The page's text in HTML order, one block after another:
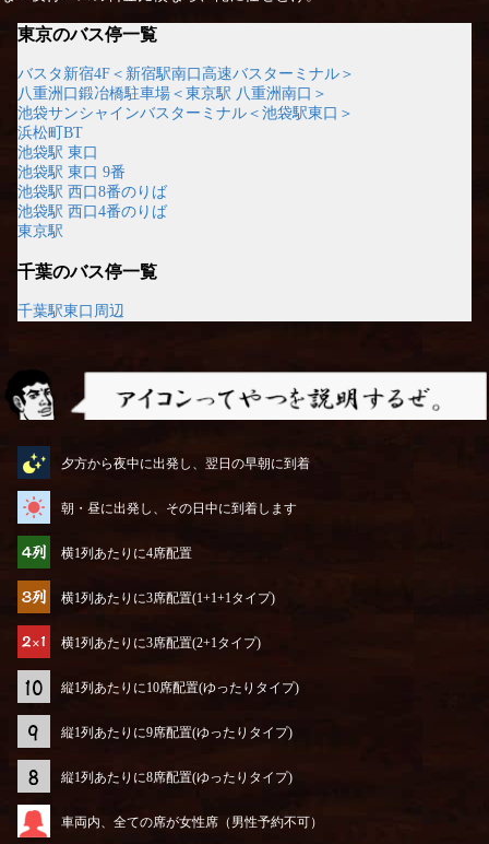
東京のバス停一覧
バスタ新宿4F＜新宿駅南口高速バスターミナル＞
八重洲口鍛冶橋駐車場＜東京駅 八重洲南口＞
池袋サンシャインバスターミナル＜池袋駅東口＞
浜松町BT
池袋駅 東口
池袋駅 東口 9番
池袋駅 西口8番のりば
池袋駅 西口4番のりば
東京駅
千葉のバス停一覧
千葉駅東口周辺
夕方から夜中に出発し、翌日の早朝に到着
朝・昼に出発し、その日中に到着します
横1列あたりに4席配置
横1列あたりに3席配置(1+1+1タイプ)
横1列あたりに3席配置(2+1タイプ)
縦1列あたりに10席配置(ゆったりタイプ)
縦1列あたりに9席配置(ゆったりタイプ)
縦1列あたりに8席配置(ゆったりタイプ)
車両内、全ての席が女性席（男性予約不可）